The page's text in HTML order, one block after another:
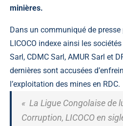
minières.
Dans un communiqué de
LICOCO indexe ainsi les
Sarl, CDMC Sarl, AMUR Sarl et
dernières sont accusées
l’exploitation des mines en RDC.
« La Ligue Congolaise de
Corruption, LICOCO en